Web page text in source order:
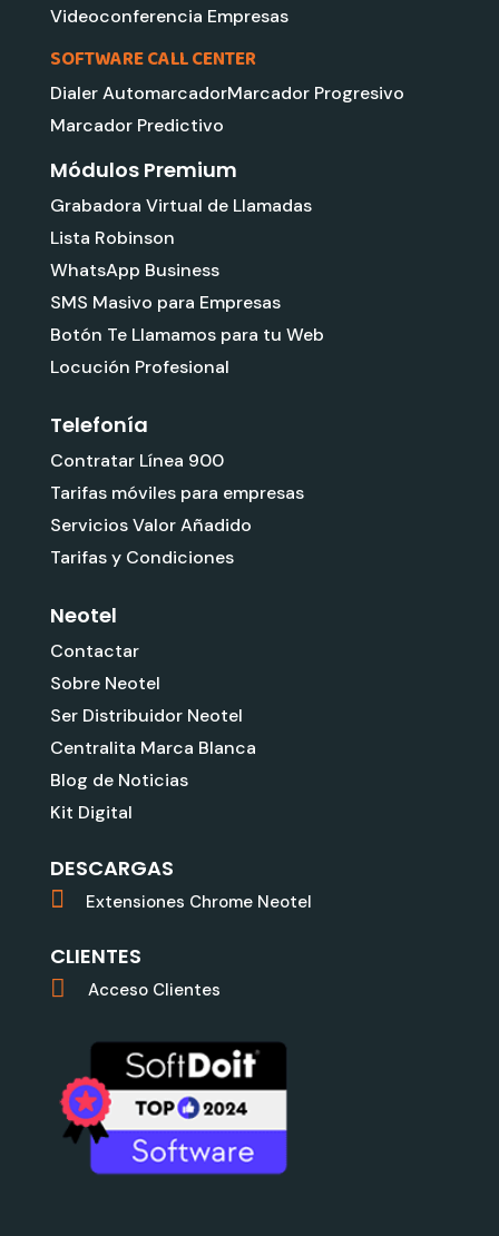
Videoconferencia Empresas
SOFTWARE CALL CENTER
Dialer AutomarcadorMarcador Progresivo
Marcador Predictivo
Módulos Premium
Grabadora Virtual de Llamadas
Lista Robinson
WhatsApp Business
SMS Masivo para Empresas
Botón Te Llamamos para tu Web
Locución Profesional
Telefonía
Contratar Línea 900
Tarifas móviles para empresas
Servicios Valor Añadido
Tarifas y Condiciones
Neotel
Contactar
Sobre Neotel
Ser Distribuidor Neotel
Centralita Marca Blanca
Blog de Noticias
Kit Digital
DESCARGAS
Extensiones Chrome Neotel
CLIENTES
Acceso Clientes